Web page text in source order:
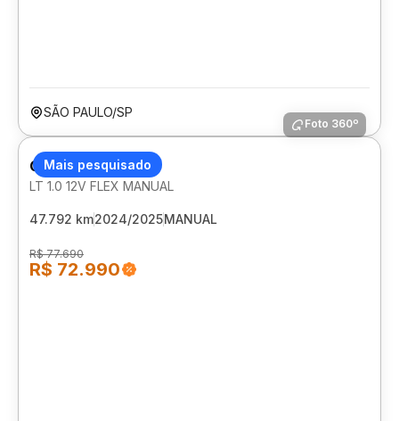
SÃO PAULO/SP
Mais pesquisado
Foto 360º
CHEVROLET ONIX
LT 1.0 12V FLEX MANUAL
47.792 km2024/2025MANUAL
R$ 77.690
R$ 72.990